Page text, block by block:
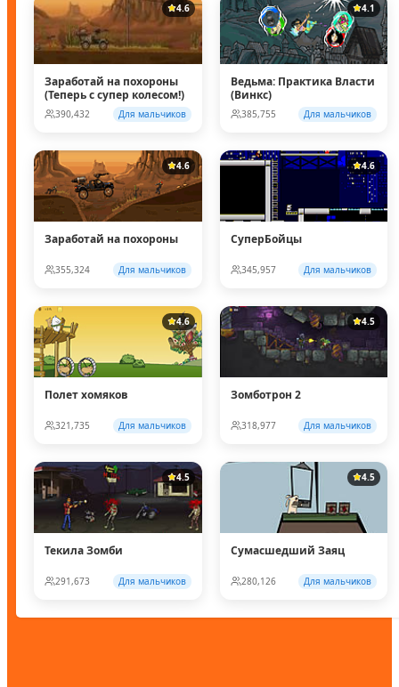
4.6
Заработай на похороны
(Теперь с супер колесом!)
390,432 Для мальчиков
4.1
Ведьма: Практика Власти
(Винкс)
385,755 Для мальчиков
4.6
Заработай на похороны
355,324 Для мальчиков
4.6
СуперБойцы
345,957 Для мальчиков
4.6
Полет хомяков
321,735 Для мальчиков
4.5
Зомботрон 2
318,977 Для мальчиков
4.5
Текила Зомби
291,673 Для мальчиков
4.5
Сумасшедший Заяц
280,126 Для мальчиков